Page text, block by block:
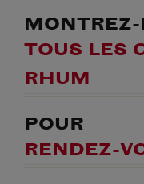
TOUS LES
RHUM
POUR
RENDEZ-